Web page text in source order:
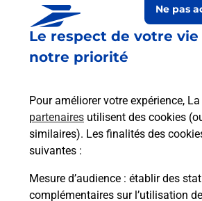
Le respect de votre
notre priorité
Pour améliorer votre expérience,
partenaires utilisent des cookies
similaires). Les finalités des
suivantes :
Mesure d’audience : établir des
complémentaires sur l’utilisation
Ne pas
Questions
posées
La téléassistance classique
médaillon d’alarme qu’est
c’est ?